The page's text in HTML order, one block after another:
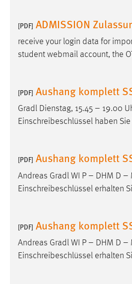
[PDF] ADMISSION
receive your login data for
student webmail account, the
[PDF] Aushang komplett
Gradl Dienstag, 15.45 – 19.00
Einschreibeschlüssel haben
[PDF] Aushang komplett
Andreas Gradl WI P – DHM D
Einschreibeschlüssel erhalten
[PDF] Aushang komplett
Andreas Gradl WI P – DHM D
Einschreibeschlüssel erhalten
MARKETING
Marketing Cookies werden von
verwendet, um personalisierte
Name: _gcl_au
Zweck: Conversion-
Cookie Laufzeit: 3 Monate
Name: _fbp
Anbieter: Facebook